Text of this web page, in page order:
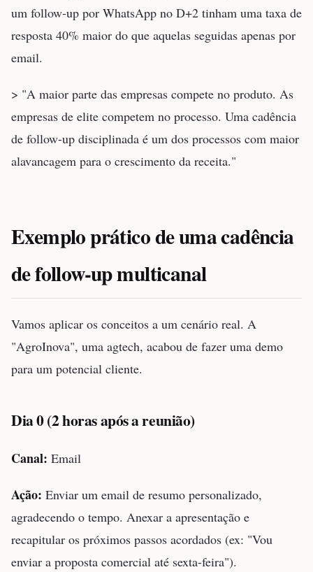
um follow-up por WhatsApp no D+2 tinham uma taxa de
resposta 40% maior do que aquelas seguidas apenas por
email.
> "A maior parte das empresas compete no produto. As
empresas de elite competem no processo. Uma cadência
de follow-up disciplinada é um dos processos com maior
alavancagem para o crescimento da receita."
Exemplo prático de uma cadência
de follow-up multicanal
Vamos aplicar os conceitos a um cenário real. A
"AgroInova", uma agtech, acabou de fazer uma demo
para um potencial cliente.
Dia 0 (2 horas após a reunião)
Canal: Email
Ação: Enviar um email de resumo personalizado,
agradecendo o tempo. Anexar a apresentação e
recapitular os próximos passos acordados (ex: "Vou
enviar a proposta comercial até sexta-feira").